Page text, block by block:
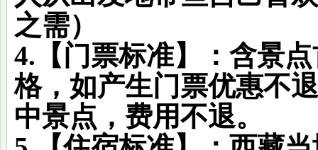
之需）
4.【门票标准】：含景
格，如产生门票优惠不
中景点，费用不退。